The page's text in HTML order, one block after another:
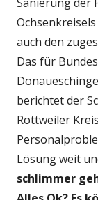
auch den
Das für
berichtet der
Rottweiler
Lösung weit
schlimmer